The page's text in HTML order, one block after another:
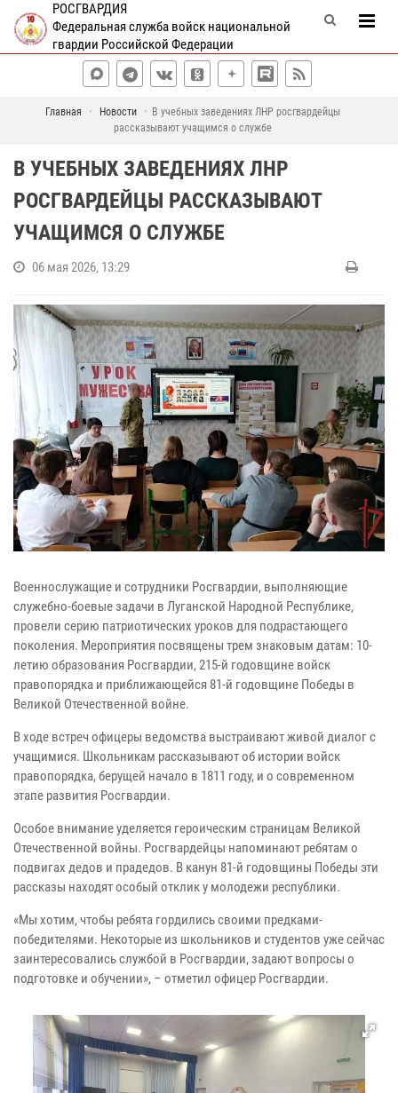
РОСГВАРДИЯ
Федеральная служба войск национальной
гвардии Российской Федерации
Главная Новости
В учебных заведениях ЛНР росгвардейцы
рассказывают учащимся о службе
В УЧЕБНЫХ ЗАВЕДЕНИЯХ ЛНР
РОСГВАРДЕЙЦЫ РАССКАЗЫВАЮТ
УЧАЩИМСЯ О СЛУЖБЕ
06 мая 2026, 13:29
Военнослужащие и сотрудники Росгвардии, выполняющие
служебно-боевые задачи в Луганской Народной Республике,
провели серию патриотических уроков для подрастающего
поколения. Мероприятия посвящены трем знаковым датам: 10-
летию образования Росгвардии, 215-й годовщине войск
правопорядка и приближающейся 81-й годовщине Победы в
Великой Отечественной войне.
В ходе встреч офицеры ведомства выстраивают живой диалог с
учащимися. Школьникам рассказывают об истории войск
правопорядка, берущей начало в 1811 году, и о современном
этапе развития Росгвардии.
Особое внимание уделяется героическим страницам Великой
Отечественной войны. Росгвардейцы напоминают ребятам о
подвигах дедов и прадедов. В канун 81-й годовщины Победы эти
рассказы находят особый отклик у молодежи республики.
«Мы хотим, чтобы ребята гордились своими предками-
победителями. Некоторые из школьников и студентов уже сейчас
заинтересовались службой в Росгвардии, задают вопросы о
подготовке и обучении», – отметил офицер Росгвардии.